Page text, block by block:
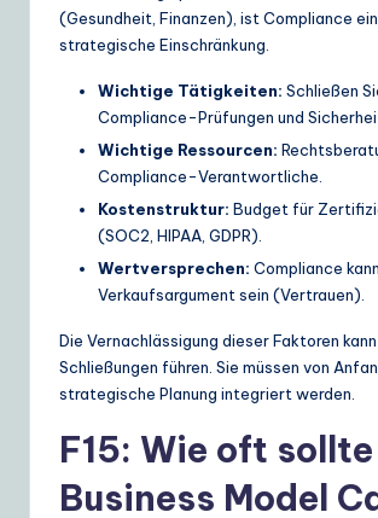
(Gesundheit, Finanzen), ist Compliance
strategische Einschränkung.
Wichtige Tätigkeiten: Schließen
Compliance-Prüfungen und
Wichtige Ressourcen:
Compliance-Verantwortliche.
Kostenstruktur: Budget für
(SOC2, HIPAA, GDPR).
Wertversprechen: Compliance
Verkaufsargument sein (Vertrauen).
Die Vernachlässigung dieser Faktoren kann
Schließungen führen. Sie müssen von
strategische Planung integriert werden.
F15: Wie oft
Business Model